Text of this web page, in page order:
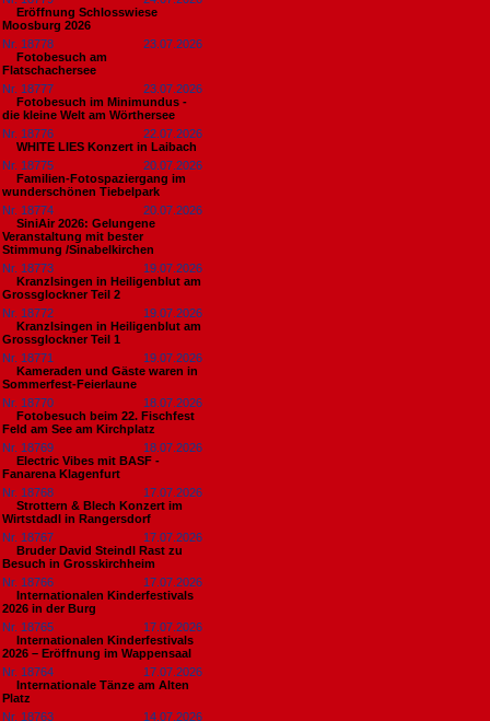
Eröffnung Schlosswiese
Moosburg 2026
Nr. 18778
23.07.2026
Fotobesuch am
Flatschachersee
Nr. 18777
23.07.2026
Fotobesuch im Minimundus -
die kleine Welt am Wörthersee
Nr. 18776
22.07.2026
WHITE LIES Konzert in Laibach
Nr. 18775
20.07.2026
Familien-Fotospaziergang im
wunderschönen Tiebelpark
Nr. 18774
20.07.2026
SiniAir 2026: Gelungene
Veranstaltung mit bester
Stimmung /Sinabelkirchen
Nr. 18773
19.07.2026
Kranzlsingen in Heiligenblut am
Grossglockner Teil 2
Nr. 18772
19.07.2026
Kranzlsingen in Heiligenblut am
Grossglockner Teil 1
Nr. 18771
19.07.2026
Kameraden und Gäste waren in
Sommerfest-Feierlaune
Nr. 18770
18.07.2026
Fotobesuch beim 22. Fischfest
Feld am See am Kirchplatz
Nr. 18769
18.07.2026
Electric Vibes mit BASF -
Fanarena Klagenfurt
Nr. 18768
17.07.2026
Strottern & Blech Konzert im
Wirtstdadl in Rangersdorf
Nr. 18767
17.07.2026
Bruder David Steindl Rast zu
Besuch in Grosskirchheim
Nr. 18766
17.07.2026
Internationalen Kinderfestivals
2026 in der Burg
Nr. 18765
17.07.2026
Internationalen Kinderfestivals
2026 – Eröffnung im Wappensaal
Nr. 18764
17.07.2026
Internationale Tänze am Alten
Platz
Nr. 18763
14.07.2026